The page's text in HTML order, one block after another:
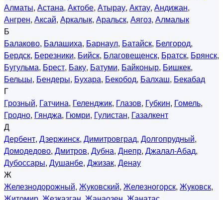
Алматы, Астана, Актобе, Атырау, Актау, Андижан,
Ангрен, Аксай, Аркалык, Аральск, Аягоз, Алмалык
Б
Балаково, Балашиха, Барнаул, Батайск, Белгород,
Бердск, Березники, Бийск, Благовещенск, Братск, Брянск,
Бугульма, Брест, Баку, Батуми, Байконыр, Бишкек,
Бельцы, Бендеры, Бухара, Бекобод, Балхаш, Бекабад
Г
Грозный, Гатчина, Геленджик, Глазов, Губкин, Гомель,
Гродно, Гянджа, Гюмри, Гулистан, Газалкент
Д
Дербент, Дзержинск, Димитровград, Долгопрудный,
Домодедово, Дмитров, Дубна, Днепр, Джалал-Абад,
Дубоссары, Душанбе, Джизак, Денау
Ж
Железнодорожный, Жуковский, Железногорск, Жуковск,